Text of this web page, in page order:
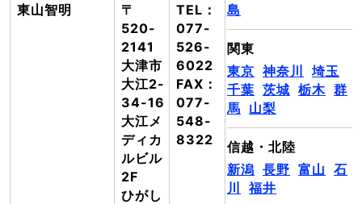
東山智明
〒
520-
2141
大津市
大江2-
34-16
大江メ
ディカ
ルビル
2F
ひがし
TEL：
077-
526-
6022
FAX：
077-
548-
8322
島
関東
東京 神奈川
埼玉
千葉 茨城 栃木 群
馬 山梨
信越・北陸
新潟 長野 富山 石
川
福井